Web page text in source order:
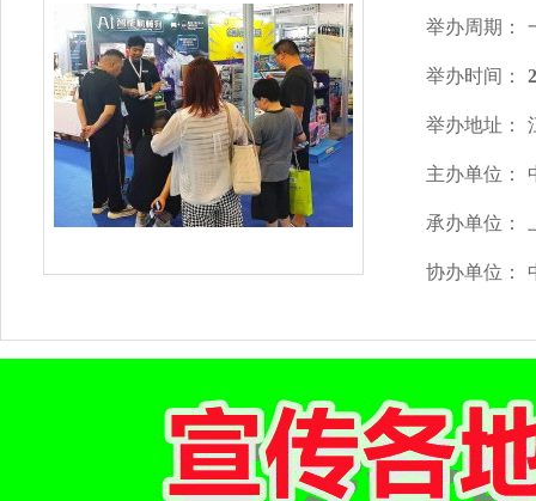
举办周期：
举办时间：
举办地址：
主办单位：
承办单位：
协办单位：